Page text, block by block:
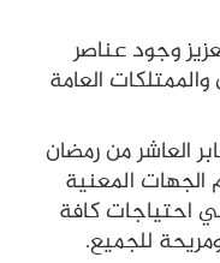
وجود عناصر
والممتلكات العامة
العاشر من رمضان
الجهات المعنية
احتياجات كافة
للجميع.